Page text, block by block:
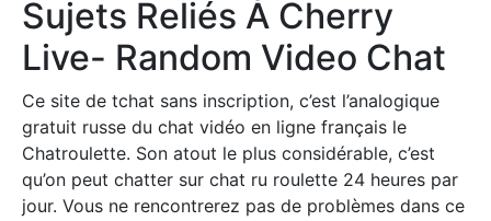
Sujets Reliés À Cherry
Live- Random Video Chat
Ce site de tchat sans inscription, c’est l’analogique
gratuit russe du chat vidéo en ligne français le
Chatroulette. Son atout le plus considérable, c’est
qu’on peut chatter sur chat ru roulette 24 heures par
jour. Vous ne rencontrerez pas de problèmes dans ce